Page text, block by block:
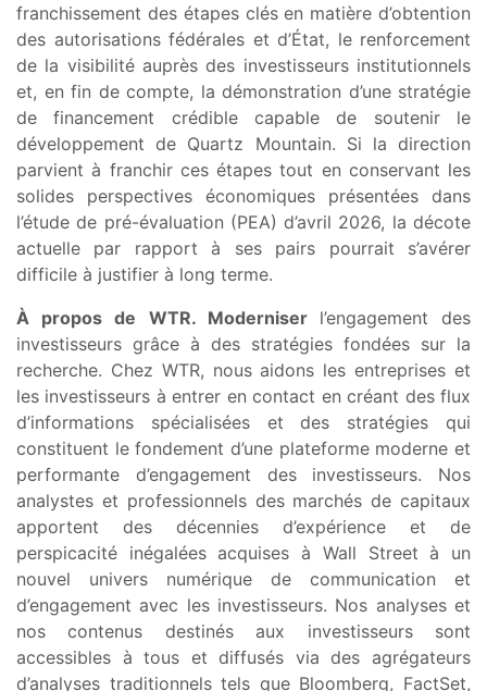
franchissement des étapes clés en matière d’obtention
des autorisations fédérales et d’État, le renforcement
de la visibilité auprès des investisseurs institutionnels
et, en fin de compte, la démonstration d’une stratégie
de financement crédible capable de soutenir le
développement de Quartz Mountain. Si la direction
parvient à franchir ces étapes tout en conservant les
solides perspectives économiques présentées dans
l’étude de pré-évaluation (PEA) d’avril 2026, la décote
actuelle par rapport à ses pairs pourrait s’avérer
difficile à justifier à long terme.
À propos de WTR. Moderniser l’engagement des
investisseurs grâce à des stratégies fondées sur la
recherche. Chez WTR, nous aidons les entreprises et
les investisseurs à entrer en contact en créant des flux
d’informations spécialisées et des stratégies qui
constituent le fondement d’une plateforme moderne et
performante d’engagement des investisseurs. Nos
analystes et professionnels des marchés de capitaux
apportent des décennies d’expérience et de
perspicacité inégalées acquises à Wall Street à un
nouvel univers numérique de communication et
d’engagement avec les investisseurs. Nos analyses et
nos contenus destinés aux investisseurs sont
accessibles à tous et diffusés via des agrégateurs
d’analyses traditionnels tels que Bloomberg, FactSet,